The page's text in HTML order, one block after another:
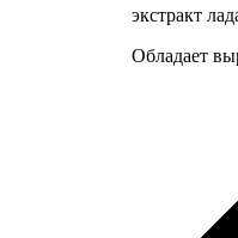
экстракт
Обладает